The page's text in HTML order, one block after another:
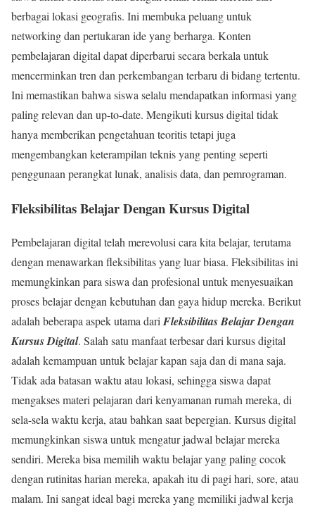
berbagai lokasi geografis. Ini membuka peluang untuk
networking dan pertukaran ide yang berharga. Konten
pembelajaran digital dapat diperbarui secara berkala untuk
mencerminkan tren dan perkembangan terbaru di bidang tertentu.
Ini memastikan bahwa siswa selalu mendapatkan informasi yang
paling relevan dan up-to-date. Mengikuti kursus digital tidak
hanya memberikan pengetahuan teoritis tetapi juga
mengembangkan keterampilan teknis yang penting seperti
penggunaan perangkat lunak, analisis data, dan pemrograman.
Fleksibilitas Belajar Dengan Kursus Digital
Pembelajaran digital telah merevolusi cara kita belajar, terutama
dengan menawarkan fleksibilitas yang luar biasa. Fleksibilitas ini
memungkinkan para siswa dan profesional untuk menyesuaikan
proses belajar dengan kebutuhan dan gaya hidup mereka. Berikut
adalah beberapa aspek utama dariFleksibilitas Belajar Dengan
Kursus Digital. Salah satu manfaat terbesar dari kursus digital
adalah kemampuan untuk belajar kapan saja dan di mana saja.
Tidak ada batasan waktu atau lokasi, sehingga siswa dapat
mengakses materi pelajaran dari kenyamanan rumah mereka, di
sela-sela waktu kerja, atau bahkan saat bepergian. Kursus digital
memungkinkan siswa untuk mengatur jadwal belajar mereka
sendiri. Mereka bisa memilih waktu belajar yang paling cocok
dengan rutinitas harian mereka, apakah itu di pagi hari, sore, atau
malam. Ini sangat ideal bagi mereka yang memiliki jadwal kerja